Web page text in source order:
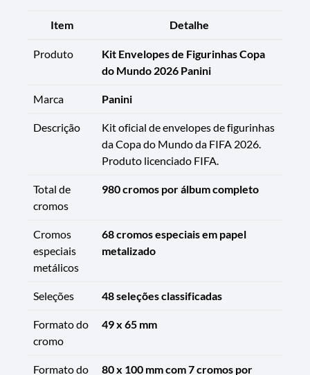
Item Detalhe
Produto
Kit Envelopes de Figurinhas Copa
do Mundo 2026 Panini
Marca Panini
Descrição
Kit oficial de envelopes de figurinhas
da Copa do Mundo da FIFA 2026.
Produto licenciado FIFA.
Total de
cromos
980 cromos por álbum completo
Cromos
especiais
metálicos
68 cromos especiais em papel
metalizado
Seleções 48 seleções classificadas
Formato do
cromo
49 x 65 mm
Formato do 80 x 100 mm com 7 cromos por